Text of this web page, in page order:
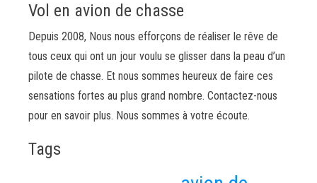
Vol en avion de chasse
Depuis 2008, Nous nous efforçons de réaliser le rêve de
tous ceux qui ont un jour voulu se glisser dans la peau d’un
pilote de chasse. Et nous sommes heureux de faire ces
sensations fortes au plus grand nombre. Contactez-nous
pour en savoir plus. Nous sommes à votre écoute.
Tags